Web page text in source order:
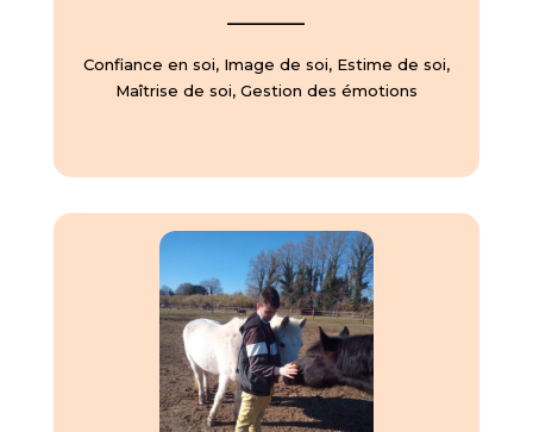
—————
Confiance en soi, Image de soi, Estime de soi,
Maîtrise de soi, Gestion des émotions